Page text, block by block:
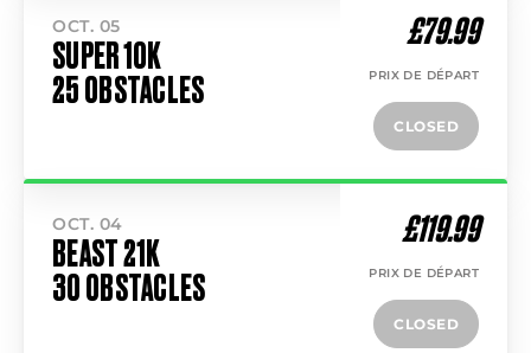
OCT. 05
SUPER 10K
25 OBSTACLES
£79.99
PRIX DE DÉPART
CLOSED
OCT. 04
BEAST 21K
30 OBSTACLES
£119.99
PRIX DE DÉPART
CLOSED